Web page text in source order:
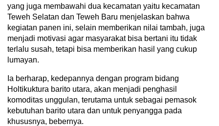
yang juga membawahi dua kecamatan yaitu kecamatan
Teweh Selatan dan Teweh Baru menjelaskan bahwa
kegiatan panen ini, selain memberikan nilai tambah, juga
menjadi motivasi agar masyarakat bisa bertani itu tidak
terlalu susah, tetapi bisa memberikan hasil yang cukup
lumayan.
Ia berharap, kedepannya dengan program bidang
Holtikuktura barito utara, akan menjadi penghasil
komoditas unggulan, terutama untuk sebagai pemasok
kebutuhan barito utara dan untuk penyangga pada
khususnya, bebernya.